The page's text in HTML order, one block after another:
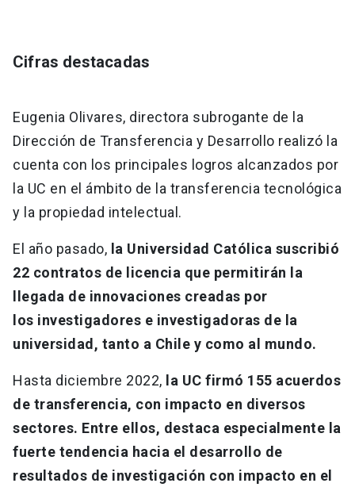
Cifras destacadas
Eugenia Olivares, directora subrogante de la
Dirección de Transferencia y Desarrollo realizó la
cuenta con los principales logros alcanzados por
la UC en el ámbito de la transferencia tecnológica
y la propiedad intelectual.
El año pasado, la Universidad Católica suscribió
22 contratos de licencia que permitirán la
llegada de innovaciones creadas por
los investigadores e investigadoras de la
universidad, tanto a Chile y como al mundo.
Hasta diciembre 2022, la UC firmó 155 acuerdos
de transferencia, con impacto en diversos
sectores. Entre ellos, destaca especialmente la
fuerte tendencia hacia el desarrollo de
resultados de investigación con impacto en el